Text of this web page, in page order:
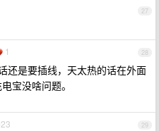
27
28
1
还是要插线，天太热的话在外面
宝没啥问题。
29